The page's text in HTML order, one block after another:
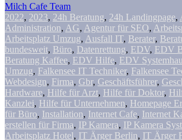
Milch Cafe Team
2022, 2023, 24h Beratung, 24h Landingpage,
Administration, AG, Agentur für SEO,
Arbeitsplatz Umzug, Ausfall IT, Berater,
bundesweit, Büro, Datenrettung, EDV, EDV
Beratung Kaffee, EDV Hilfe, EDV
Umzug, Falkensee IT Techniker, Falkensee
Webdesign, Firma, Gbr, Geschäftsführer,
Hardware, Hilfe für Arzt, Hilfe für Doktor,
Kanzlei, Hilfe für Unternehmen, Homepage
für Büro, Installation, Internet Cafe, Internet
erstellen für Firma, IP Kamera, IP Kamera
Arbeitsplatz Hotel, IT Ärger Berlin, IT Ärger